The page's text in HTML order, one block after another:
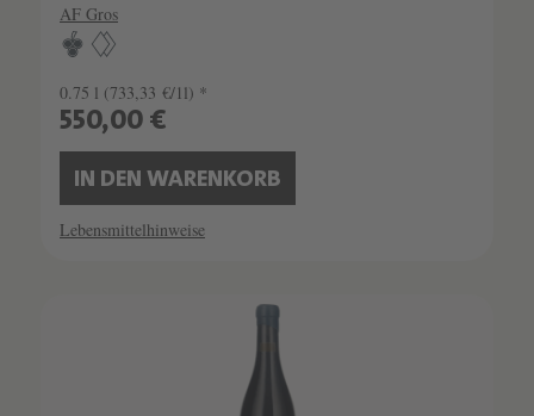
AF Gros
0.75 l (733,33 €/1l) *
550,00 €
IN DEN WARENKORB
Lebensmittelhinweise